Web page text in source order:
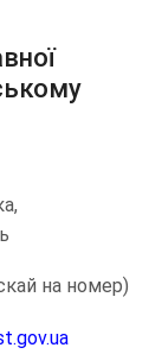
на номер)